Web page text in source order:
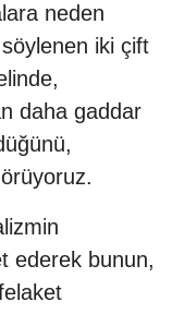
neden
iki çift
daha gaddar
ederek bunun,